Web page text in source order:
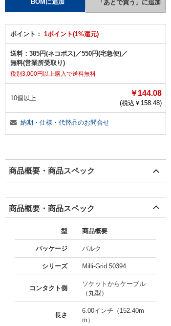
ポイント： 1ポイント(1%還元)
送料： 385円(ネコポス)／550円(宅急便)／
無料(営業所受取り)
税別3,000円以上購入で送料無料
10個以上
￥144.08
(税込￥ 158.48)
納期・仕様・代替品のお問合せ
商品概要・商品スペック
商品概要・商品スペック
型 商品概要
パッケージ バルク
シリーズ Milli-Grid 50394
コンタクト側
ソケットからケーブル
（丸型）
長さ
6.00インチ（152.40m
m）